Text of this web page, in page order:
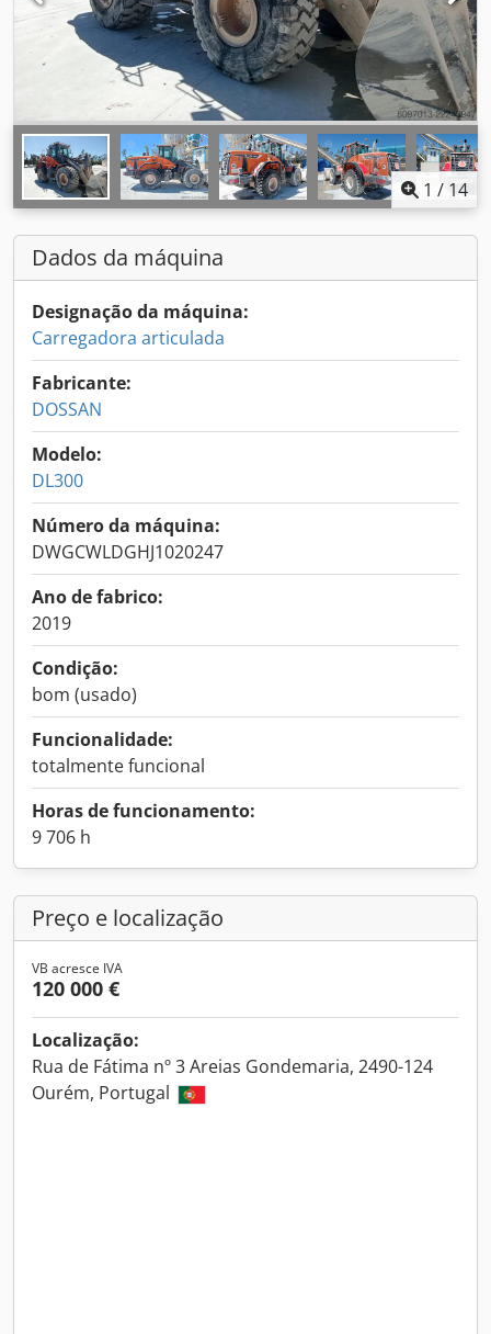
1 / 14
Dados da máquina
Designação da máquina:
Carregadora articulada
Fabricante:
DOSSAN
Modelo:
DL300
Número da máquina:
DWGCWLDGHJ1020247
Ano de fabrico:
2019
Condição:
bom (usado)
Funcionalidade:
totalmente funcional
Horas de funcionamento:
9 706 h
Preço e localização
VB acresce IVA
120 000 €
Localização:
Rua de Fátima nº 3 Areias Gondemaria, 2490-124
Ourém, Portugal